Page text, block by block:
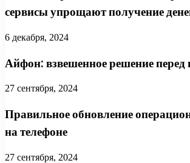
сервисы упрощают получение
6 декабря, 2024
Айфон: взвешенное решение
27 сентября, 2024
Правильное обновление
на телефоне
27 сентября, 2024